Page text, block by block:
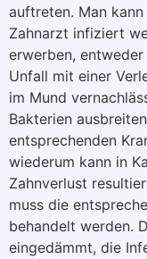
auftreten. Man
Zahnarzt infiziert
erwerben,
Unfall mit einer
im Mund
Bakterien
entsprechenden
wiederum kann in
Zahnverlust
muss die
behandelt werden.
eingedämmt, die